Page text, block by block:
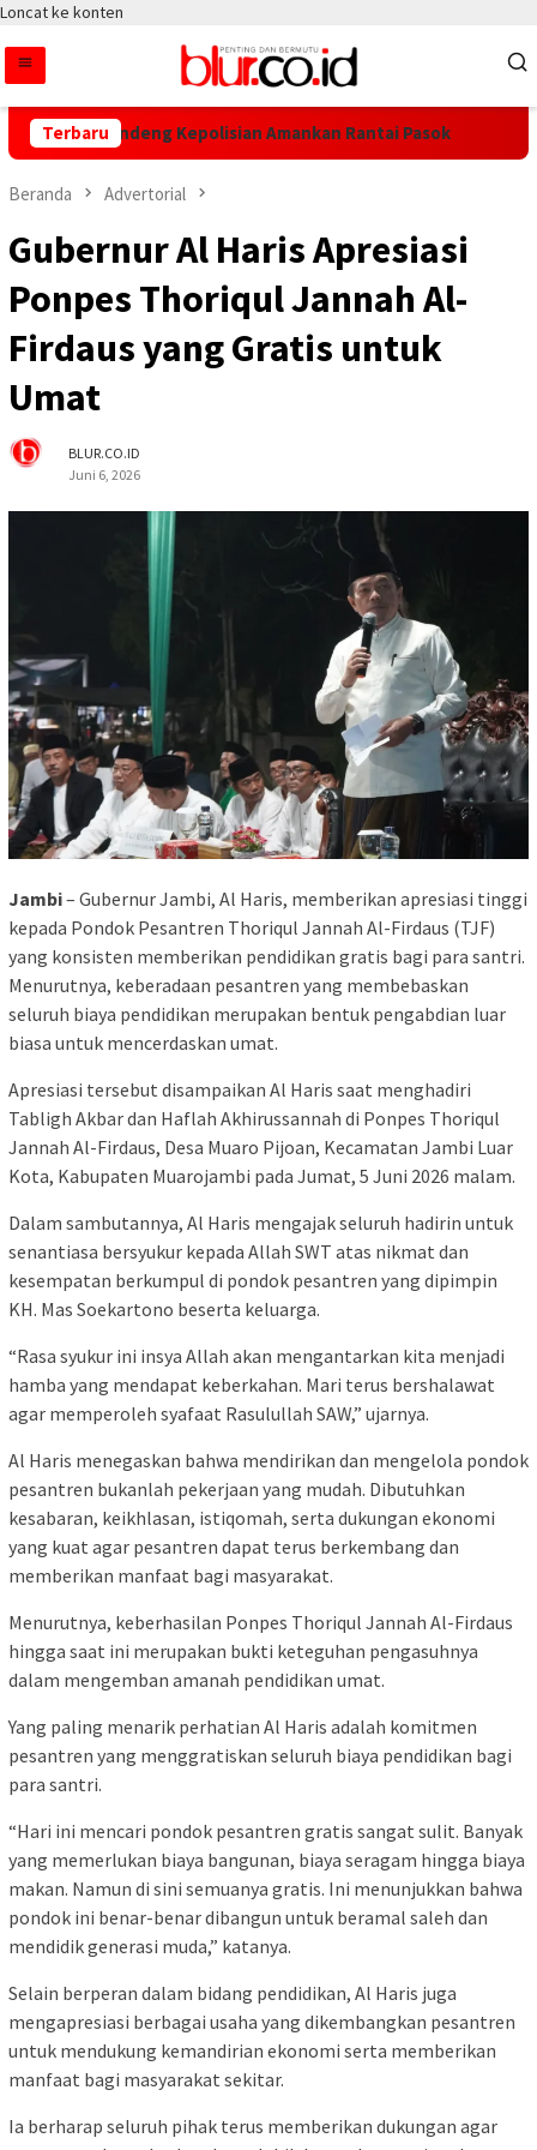
Loncat ke konten
Terbaru
Gandeng Kepolisian Amankan Rantai Pasok
Beranda Advertorial
Gubernur Al Haris Apresiasi
Ponpes Thoriqul Jannah Al-
Firdaus yang Gratis untuk
Umat
BLUR.CO.ID
Juni 6, 2026
Jambi– Gubernur Jambi, Al Haris, memberikan apresiasi tinggi
kepada Pondok Pesantren Thoriqul Jannah Al-Firdaus (TJF)
yang konsisten memberikan pendidikan gratis bagi para santri.
Menurutnya, keberadaan pesantren yang membebaskan
seluruh biaya pendidikan merupakan bentuk pengabdian luar
biasa untuk mencerdaskan umat.
Apresiasi tersebut disampaikan Al Haris saat menghadiri
Tabligh Akbar dan Haflah Akhirussannah di Ponpes Thoriqul
Jannah Al-Firdaus, Desa Muaro Pijoan, Kecamatan Jambi Luar
Kota, Kabupaten Muarojambi pada Jumat, 5 Juni 2026 malam.
Dalam sambutannya, Al Haris mengajak seluruh hadirin untuk
senantiasa bersyukur kepada Allah SWT atas nikmat dan
kesempatan berkumpul di pondok pesantren yang dipimpin
KH. Mas Soekartono beserta keluarga.
“Rasa syukur ini insya Allah akan mengantarkan kita menjadi
hamba yang mendapat keberkahan. Mari terus bershalawat
agar memperoleh syafaat Rasulullah SAW,” ujarnya.
Al Haris menegaskan bahwa mendirikan dan mengelola pondok
pesantren bukanlah pekerjaan yang mudah. Dibutuhkan
kesabaran, keikhlasan, istiqomah, serta dukungan ekonomi
yang kuat agar pesantren dapat terus berkembang dan
memberikan manfaat bagi masyarakat.
Menurutnya, keberhasilan Ponpes Thoriqul Jannah Al-Firdaus
hingga saat ini merupakan bukti keteguhan pengasuhnya
dalam mengemban amanah pendidikan umat.
Yang paling menarik perhatian Al Haris adalah komitmen
pesantren yang menggratiskan seluruh biaya pendidikan bagi
para santri.
“Hari ini mencari pondok pesantren gratis sangat sulit. Banyak
yang memerlukan biaya bangunan, biaya seragam hingga biaya
makan. Namun di sini semuanya gratis. Ini menunjukkan bahwa
pondok ini benar-benar dibangun untuk beramal saleh dan
mendidik generasi muda,” katanya.
Selain berperan dalam bidang pendidikan, Al Haris juga
mengapresiasi berbagai usaha yang dikembangkan pesantren
untuk mendukung kemandirian ekonomi serta memberikan
manfaat bagi masyarakat sekitar.
Ia berharap seluruh pihak terus memberikan dukungan agar